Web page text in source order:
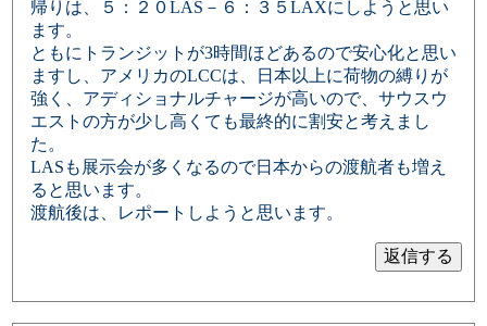
帰りは、５：２０LAS－６：３５LAXにしようと思い
ます。
ともにトランジットが3時間ほどあるので安心化と思い
ますし、アメリカのLCCは、日本以上に荷物の縛りが
強く、アディショナルチャージが高いので、サウスウ
エストの方が少し高くても最終的に割安と考えまし
た。
LASも展示会が多くなるので日本からの渡航者も増え
ると思います。
渡航後は、レポートしようと思います。